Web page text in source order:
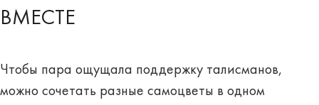
ВМЕСТЕ
Чтобы пара ощущала поддержку талисманов,
можно сочетать разные самоцветы в одном